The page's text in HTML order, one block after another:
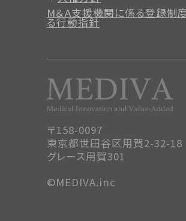
〒158-0097
東京都世田谷区用賀2-32-18
グレース用賀301
M＆A支援機関に係る登録制
る行動指針
©MEDIVA.inc